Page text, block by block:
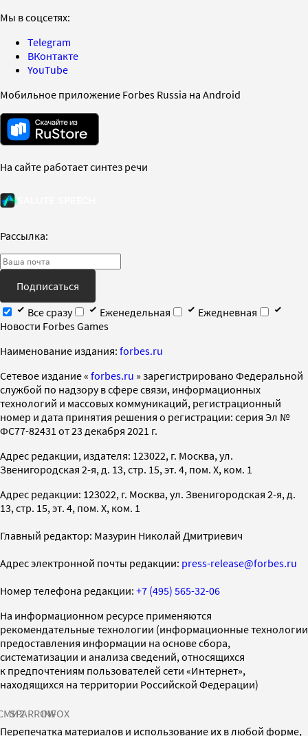
Мы в соцсетях:
Telegram
ВКонтакте
YouTube
Мобильное приложение Forbes Russia на Android
На сайте работает синтез речи
Рассылка:
Подписаться
Все сразу
Еженедельная
Ежедневная
Новости Forbes Games
Наименование издания: forbes.ru
Cетевое издание « forbes.ru » зарегистрировано Федеральной
службой по надзору в сфере связи, информационных
технологий и массовых коммуникаций, регистрационный
номер и дата принятия решения о регистрации: серия Эл №
ФС77-82431 от 23 декабря 2021 г.
Адрес редакции, издателя: 123022, г. Москва, ул.
Звенигородская 2-я, д. 13, стр. 15, эт. 4, пом. X, ком. 1
Адрес редакции: 123022, г. Москва, ул. Звенигородская 2-я, д.
13, стр. 15, эт. 4, пом. X, ком. 1
Главный редактор: Мазурин Николай Дмитриевич
Адрес электронной почты редакции: press-release@forbes.ru
Номер телефона редакции: +7 (495) 565-32-06
На информационном ресурсе применяются
рекомендательные технологии (информационные технологии
предоставления информации на основе сбора,
систематизации и анализа сведений, относящихся
к предпочтениям пользователей сети «Интернет»,
находящихся на территории Российской Федерации)
SPARROWINFOX
Перепечатка материалов и использование их в любой форме,